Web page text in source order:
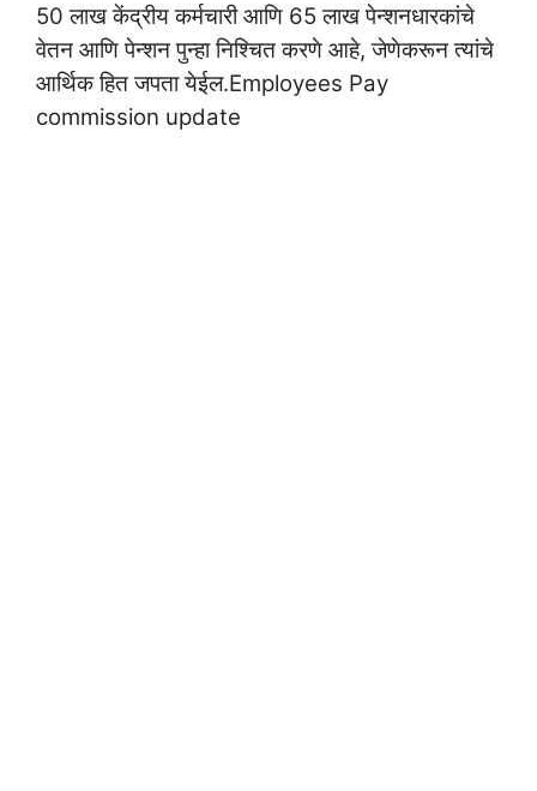
50 लाख केंद्रीय कर्मचारी आणि 65 लाख पेन्शनधारकांचे
वेतन आणि पेन्शन पुन्हा निश्चित करणे आहे, जेणेकरून त्यांचे
आर्थिक हित जपता येईल.Employees Pay
commission update